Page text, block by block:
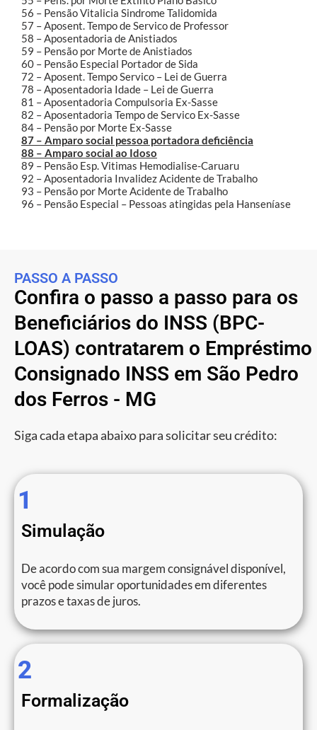
56 – Pensão Vitalicia Sindrome Talidomida
57 – Aposent. Tempo de Servico de Professor
58 – Aposentadoria de Anistiados
59 – Pensão por Morte de Anistiados
60 – Pensão Especial Portador de Sida
72 – Aposent. Tempo Servico – Lei de Guerra
78 – Aposentadoria Idade – Lei de Guerra
81 – Aposentadoria Compulsoria Ex-Sasse
82 – Aposentadoria Tempo de Servico Ex-Sasse
84 – Pensão por Morte Ex-Sasse
87 – Amparo social pessoa portadora deficiência
88 – Amparo social ao Idoso
89 – Pensão Esp. Vitimas Hemodialise-Caruaru
92 – Aposentadoria Invalidez Acidente de Trabalho
93 – Pensão por Morte Acidente de Trabalho
96 – Pensão Especial – Pessoas atingidas pela Hanseníase
PASSO A PASSO
Confira o passo a passo para os
Beneficiários do INSS (BPC-
LOAS) contratarem o Empréstimo
Consignado INSS em São Pedro
dos Ferros - MG
Siga cada etapa abaixo para solicitar seu crédito:
1
Simulação
De acordo com sua margem consignável disponível,
você pode simular oportunidades em diferentes
prazos e taxas de juros.
2
Formalização